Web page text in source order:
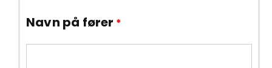
Navn på fører *